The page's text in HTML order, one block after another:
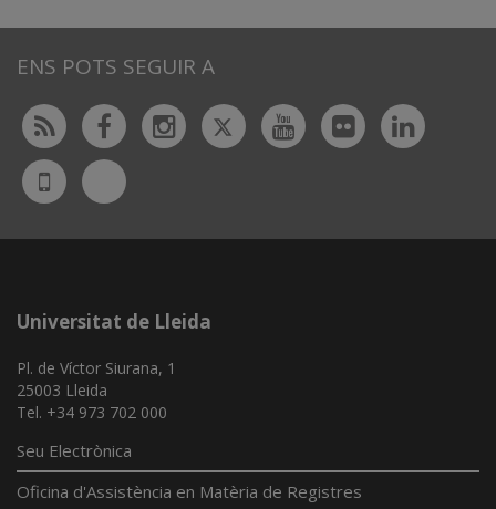
ENS POTS SEGUIR A
Rss FacebookInstagram
TwitterYoutubeFlickr
UdL
App
Bluesky
Universitat de Lleida
Pl. de Víctor Siurana, 1
25003 Lleida
Tel. +34 973 702 000
Seu Electrònica
Oficina d'Assistència en Matèria de Registres